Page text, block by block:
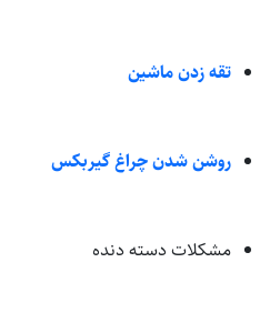
تقه زدن ماشین
روشن شدن چراغ گیربکس
مشکلات دسته دنده